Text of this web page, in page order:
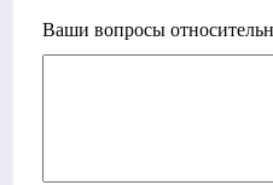
Ваши вопросы